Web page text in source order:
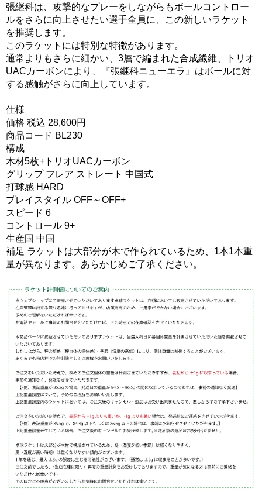
張継科は、攻撃的なプレーをしながらもボールコントロー
ルをさらに向上させたい選手全員に、この新しいラケット
を推奨します。
このラケットには特別な特徴があります。
通常よりもさらに細かい、3層で編まれた合成繊維、トリオ
UACカーボンにより、『張継科ニューエラ』はボールに対
する感触がさらに向上しています。
仕様
価格 税込 28,600円
商品コード BL230
構成
木材5枚+トリオUACカーボン
グリップ フレア ストレート 中国式
打球感 HARD
プレイスタイル OFF～OFF+
スピード 6
コントロール 9+
生産国 中国
補足 ラケットは大部分が木で作られているため、1本1本重
量が異なります。あらかじめご了承ください。